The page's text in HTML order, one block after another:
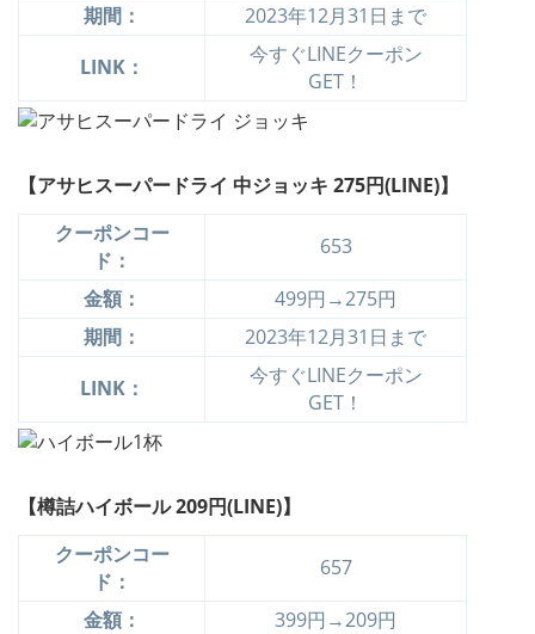
期間：
2023年12月31日まで
LINK：
今すぐLINEクーポン
GET！
【アサヒスーパードライ 中ジョッキ 275円(LINE)】
クーポンコー
ド：
653
金額：
499円→275円
期間：
2023年12月31日まで
LINK：
今すぐLINEクーポン
GET！
【樽詰ハイボール 209円(LINE)】
クーポンコー
ド：
657
金額：
399円→209円